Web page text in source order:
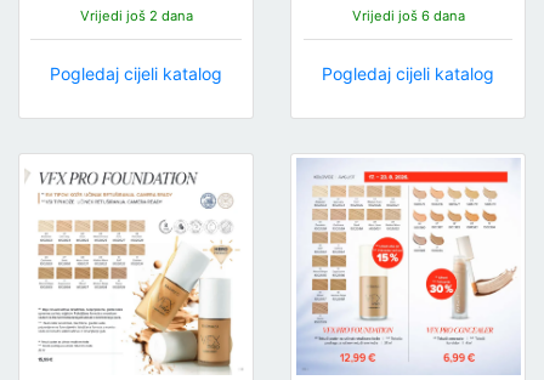
Vrijedi još 2 dana
Pogledaj cijeli katalog
Vrijedi još 6 dana
Pogledaj cijeli katalog